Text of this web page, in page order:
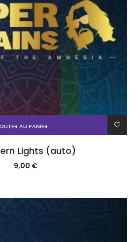
AU PANIER
Lights (auto)
9,00 €